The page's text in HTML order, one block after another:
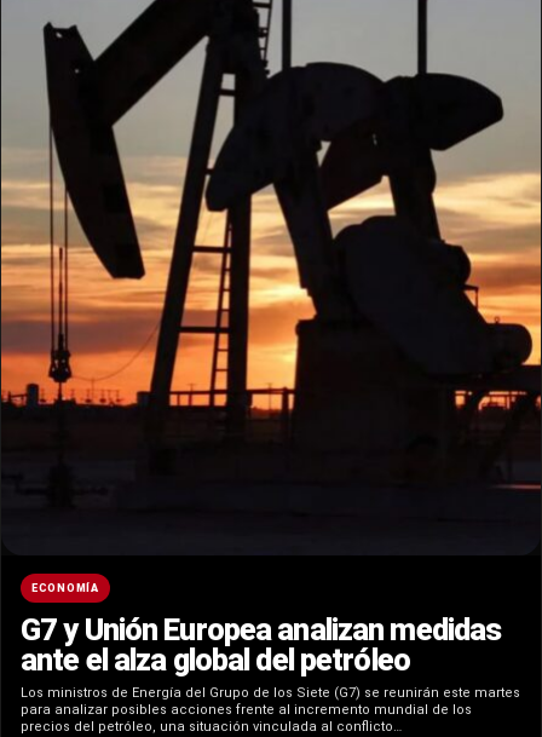
ECONOMÍA
G7 y Unión Europea analizan medidas
ante el alza global del petróleo
Los ministros de Energía del Grupo de los Siete (G7) se reunirán este martes
para analizar posibles acciones frente al incremento mundial de los
precios del petróleo, una situación vinculada al conflicto…